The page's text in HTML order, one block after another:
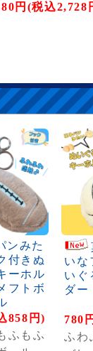
円(税込2,728
ンみた
付きぬ
ーホル
フトボ
858円)
ふもふ
いな
いぐ
ダ
780
ふわ